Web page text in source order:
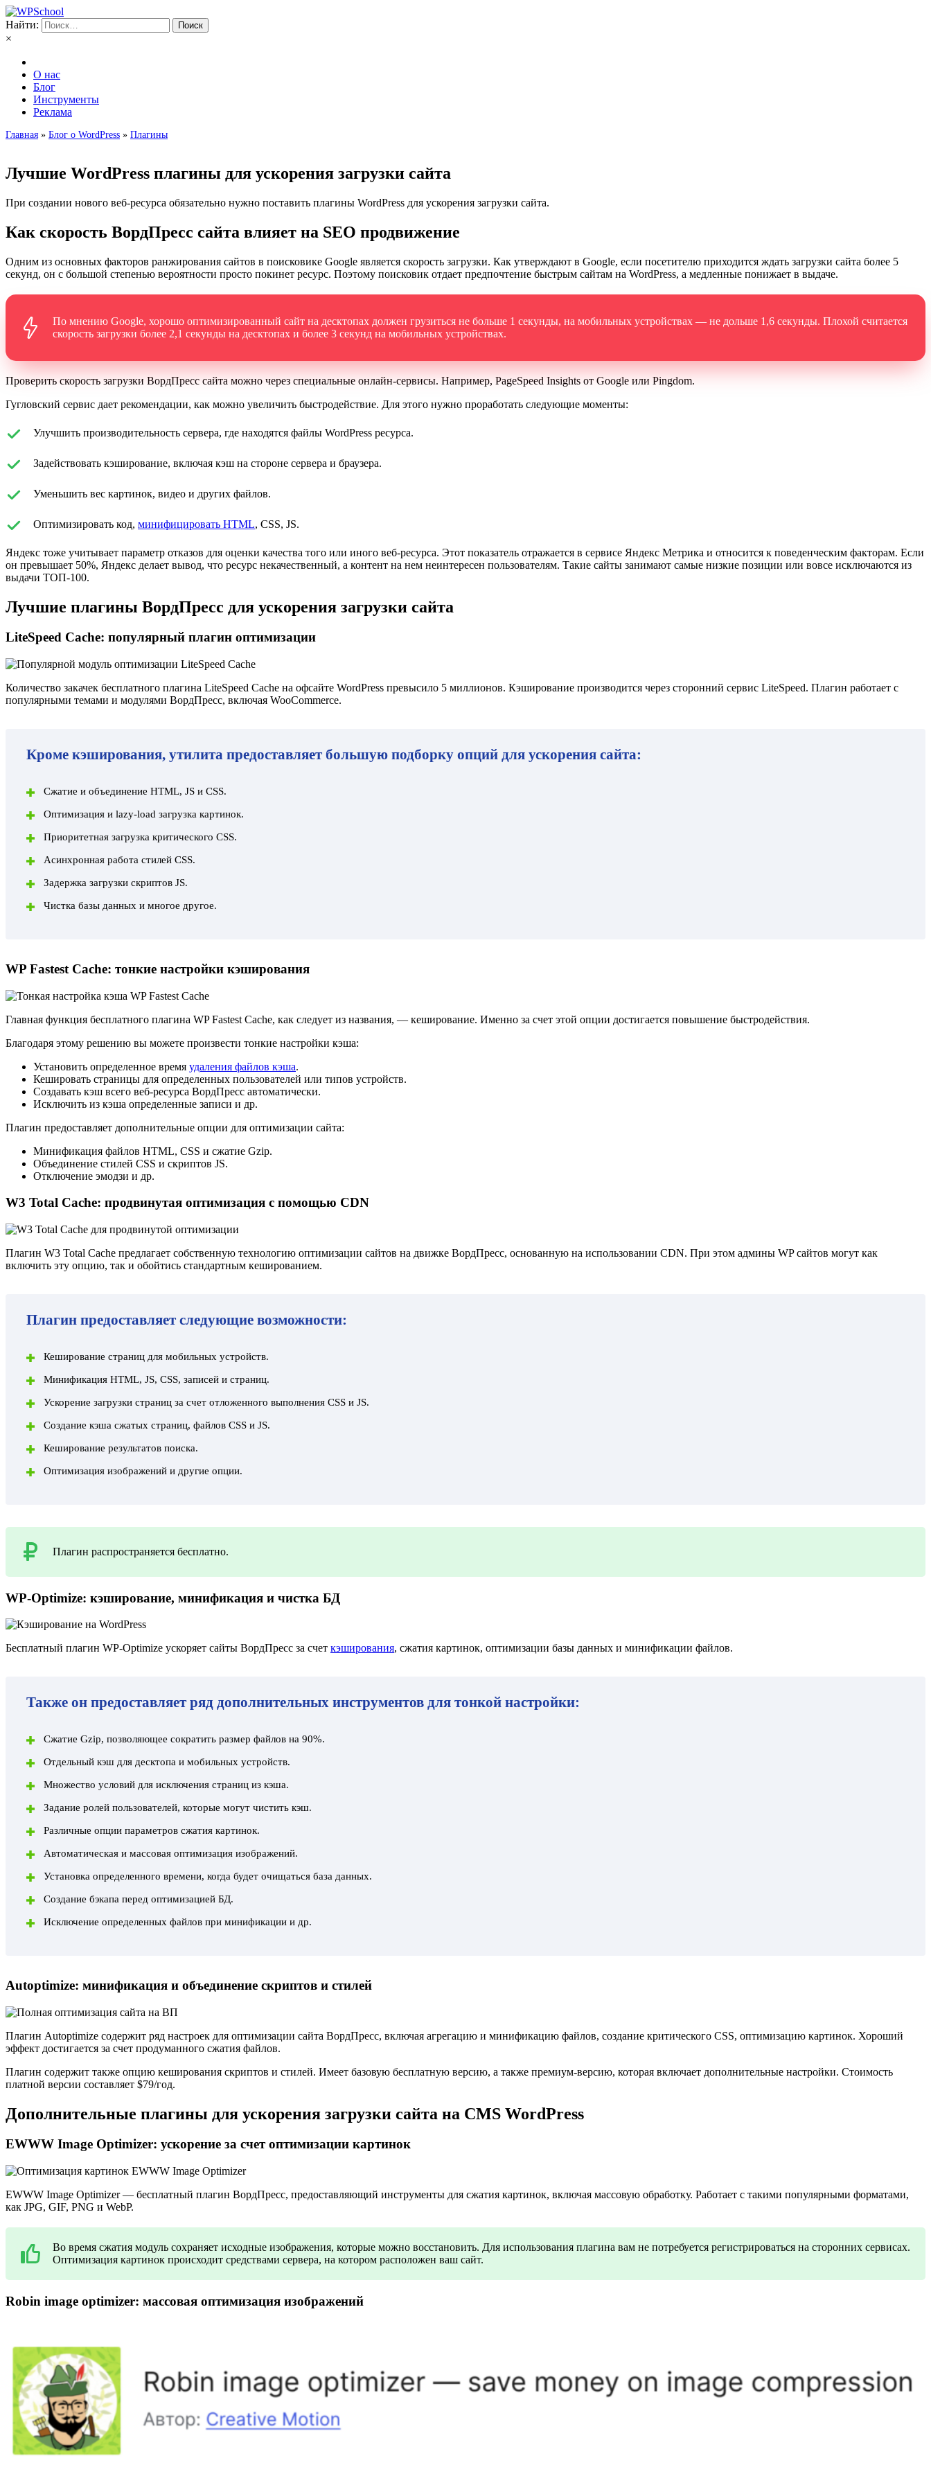
Найти:
×
О нас
Блог
Инструменты
Реклама
Главная » Блог о WordPress » Плагины
Лучшие WordPress плагины для ускорения загрузки сайта
При создании нового веб-ресурса обязательно нужно поставить плагины WordPress для ускорения загрузки сайта.
Как скорость ВордПресс сайта влияет на SEO продвижение
Одним из основных факторов ранжирования сайтов в поисковике Google является скорость загрузки. Как утверждают в Google, если посетителю приходится ждать загрузки сайта более 5
секунд, он с большой степенью вероятности просто покинет ресурс. Поэтому поисковик отдает предпочтение быстрым сайтам на WordPress, а медленные понижает в выдаче.
По мнению Google, хорошо оптимизированный сайт на десктопах должен грузиться не больше 1 секунды, на мобильных устройствах — не дольше 1,6 секунды. Плохой считается
скорость загрузки более 2,1 секунды на десктопах и более 3 секунд на мобильных устройствах.
Проверить скорость загрузки ВордПресс сайта можно через специальные онлайн-сервисы. Например, PageSpeed Insights от Google или Pingdom.
Гугловский сервис дает рекомендации, как можно увеличить быстродействие. Для этого нужно проработать следующие моменты:
Улучшить производительность сервера, где находятся файлы WordPress ресурса.
Задействовать кэширование, включая кэш на стороне сервера и браузера.
Уменьшить вес картинок, видео и других файлов.
Оптимизировать код, минифицировать HTML, CSS, JS.
Яндекс тоже учитывает параметр отказов для оценки качества того или иного веб-ресурса. Этот показатель отражается в сервисе Яндекс Метрика и относится к поведенческим факторам. Если
он превышает 50%, Яндекс делает вывод, что ресурс некачественный, а контент на нем неинтересен пользователям. Такие сайты занимают самые низкие позиции или вовсе исключаются из
выдачи ТОП-100.
Лучшие плагины ВордПресс для ускорения загрузки сайта
LiteSpeed Cache: популярный плагин оптимизации
Количество закачек бесплатного плагина LiteSpeed Cache на офсайте WordPress превысило 5 миллионов. Кэширование производится через сторонний сервис LiteSpeed. Плагин работает с
популярными темами и модулями ВордПресс, включая WooCommerce.
Кроме кэширования, утилита предоставляет большую подборку опций для ускорения сайта:
Сжатие и объединение HTML, JS и CSS.
Оптимизация и lazy-load загрузка картинок.
Приоритетная загрузка критического CSS.
Асинхронная работа стилей CSS.
Задержка загрузки скриптов JS.
Чистка базы данных и многое другое.
WP Fastest Cache: тонкие настройки кэширования
Главная функция бесплатного плагина WP Fastest Cache, как следует из названия, — кеширование. Именно за счет этой опции достигается повышение быстродействия.
Благодаря этому решению вы можете произвести тонкие настройки кэша:
Установить определенное время удаления файлов кэша.
Кешировать страницы для определенных пользователей или типов устройств.
Создавать кэш всего веб-ресурса ВордПресс автоматически.
Исключить из кэша определенные записи и др.
Плагин предоставляет дополнительные опции для оптимизации сайта:
Минификация файлов HTML, CSS и сжатие Gzip.
Объединение стилей CSS и скриптов JS.
Отключение эмодзи и др.
W3 Total Cache: продвинутая оптимизация с помощью CDN
Плагин W3 Total Cache предлагает собственную технологию оптимизации сайтов на движке ВордПресс, основанную на использовании CDN. При этом админы WP сайтов могут как
включить эту опцию, так и обойтись стандартным кешированием.
Плагин предоставляет следующие возможности:
Кеширование страниц для мобильных устройств.
Минификация HTML, JS, CSS, записей и страниц.
Ускорение загрузки страниц за счет отложенного выполнения CSS и JS.
Создание кэша сжатых страниц, файлов CSS и JS.
Кеширование результатов поиска.
Оптимизация изображений и другие опции.
Плагин распространяется бесплатно.
WP-Optimize: кэширование, минификация и чистка БД
Бесплатный плагин WP-Optimize ускоряет сайты ВордПресс за счет кэширования, сжатия картинок, оптимизации базы данных и минификации файлов.
Также он предоставляет ряд дополнительных инструментов для тонкой настройки:
Сжатие Gzip, позволяющее сократить размер файлов на 90%.
Отдельный кэш для десктопа и мобильных устройств.
Множество условий для исключения страниц из кэша.
Задание ролей пользователей, которые могут чистить кэш.
Различные опции параметров сжатия картинок.
Автоматическая и массовая оптимизация изображений.
Установка определенного времени, когда будет очищаться база данных.
Создание бэкапа перед оптимизацией БД.
Исключение определенных файлов при минификации и др.
Autoptimize: минификация и объединение скриптов и стилей
Плагин Autoptimize содержит ряд настроек для оптимизации сайта ВордПресс, включая агрегацию и минификацию файлов, создание критического CSS, оптимизацию картинок. Хороший
эффект достигается за счет продуманного сжатия файлов.
Плагин содержит также опцию кеширования скриптов и стилей. Имеет базовую бесплатную версию, а также премиум-версию, которая включает дополнительные настройки. Стоимость
платной версии составляет $79/год.
Дополнительные плагины для ускорения загрузки сайта на CMS WordPress
EWWW Image Optimizer: ускорение за счет оптимизации картинок
EWWW Image Optimizer— бесплатный плагин ВордПресс, предоставляющий инструменты для сжатия картинок, включая массовую обработку. Работает с такими популярными форматами,
как JPG, GIF, PNG и WebP.
Во время сжатия модуль сохраняет исходные изображения, которые можно восстановить. Для использования плагина вам не потребуется регистрироваться на сторонних сервисах.
Оптимизация картинок происходит средствами сервера, на котором расположен ваш сайт.
Robin image optimizer: массовая оптимизация изображений